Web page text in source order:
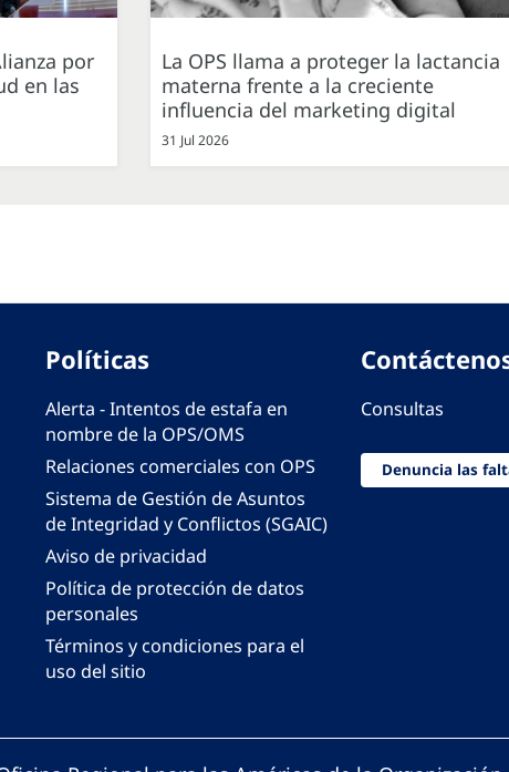
por
en las
La OPS llama a proteger la lactancia
materna frente a la creciente
influencia del marketing digital
31 Jul 2026
Políticas
Alerta - Intentos de estafa en
nombre de la OPS/OMS
Relaciones comerciales con OPS
Sistema de Gestión de Asuntos
de Integridad y Conflictos (SGAIC)
Aviso de privacidad
Política de protección de datos
personales
Términos y condiciones para el
uso del sitio
Consultas
Denuncia las